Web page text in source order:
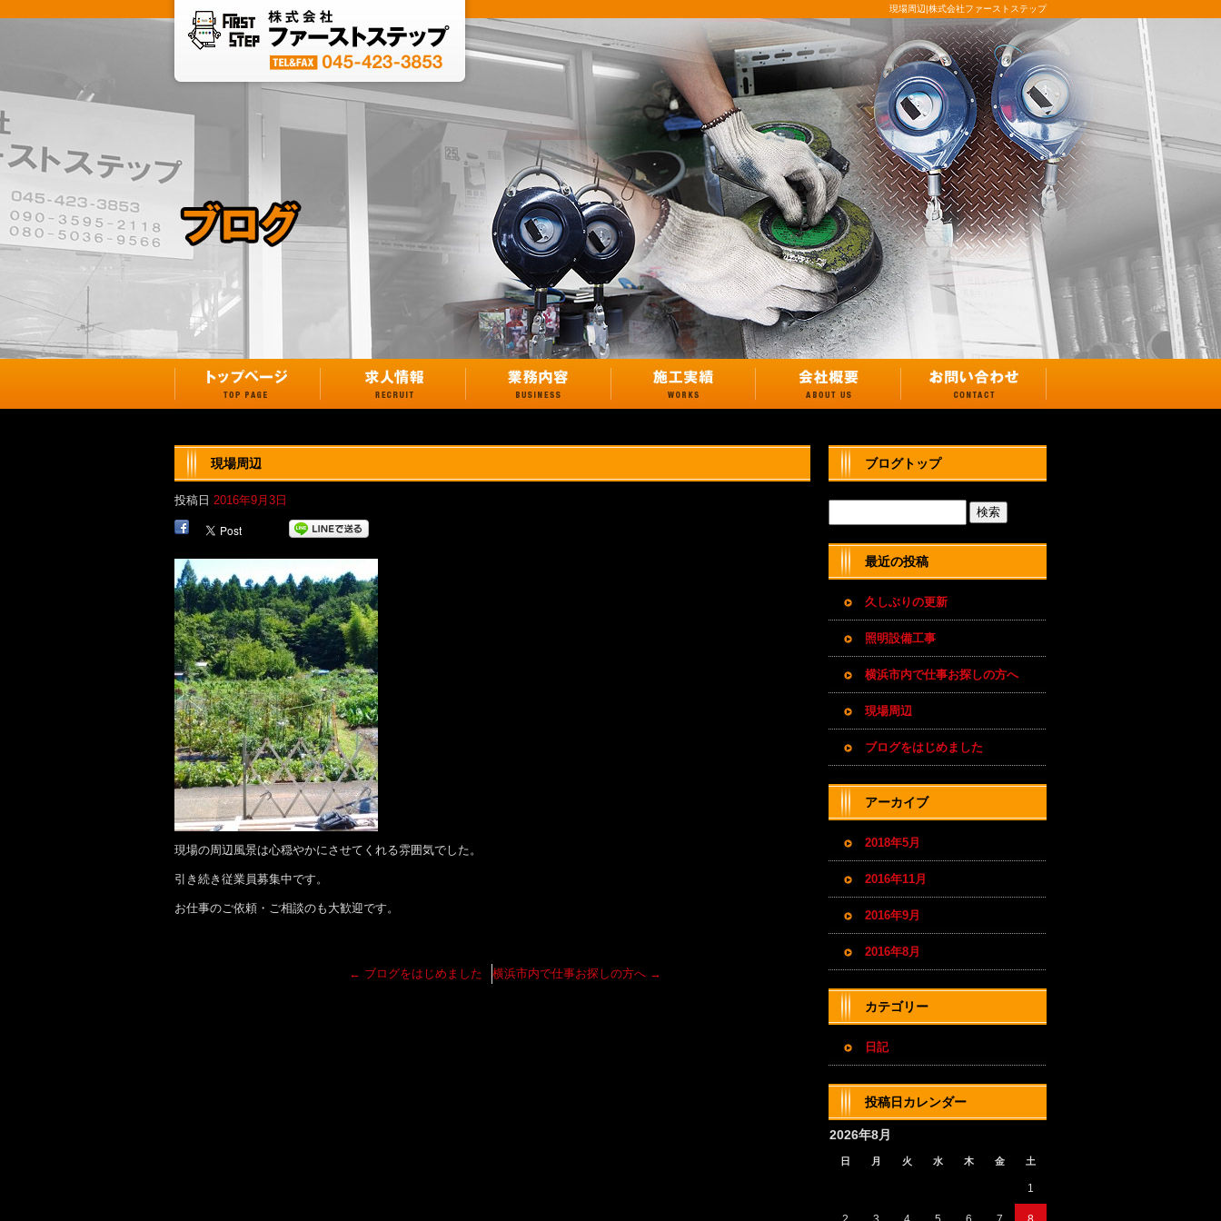
現場周辺|株式会社ファーストステップ
現場周辺
投稿日 2016年9月3日
現場の周辺風景は心穏やかにさせてくれる雰囲気でした。
引き続き従業員募集中です。
お仕事のご依頼・ご相談のも大歓迎です。
← ブログをはじめました 横浜市内で仕事お探しの方へ →
ブログトップ
最近の投稿
久しぶりの更新
照明設備工事
横浜市内で仕事お探しの方へ
現場周辺
ブログをはじめました
アーカイブ
2018年5月
2016年11月
2016年9月
2016年8月
カテゴリー
日記
投稿日カレンダー
2026年8月
日 月 火 水 木 金 土
1